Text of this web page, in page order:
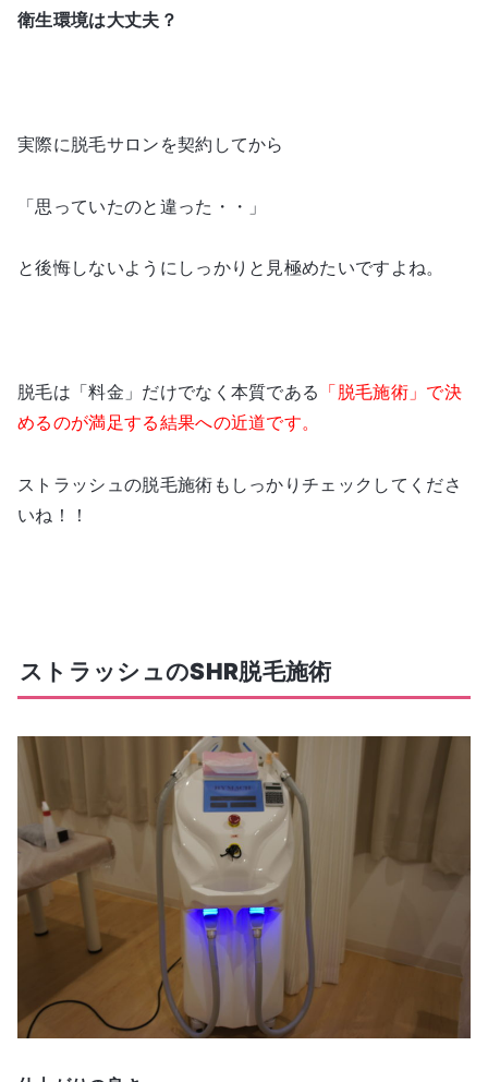
衛生環境は大丈夫？
実際に脱毛サロンを契約してから
「思っていたのと違った・・」
と後悔しないようにしっかりと見極めたいですよね。
脱毛は「料金」だけでなく本質である 「脱毛施術」で決
めるのが満足する結果への近道です。
ストラッシュの脱毛施術もしっかりチェックしてくださ
いね！！
ストラッシュのSHR脱毛施術